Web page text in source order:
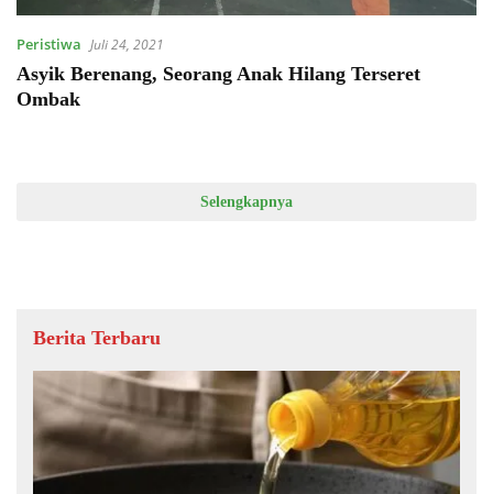
Peristiwa Juli 24, 2021
Asyik Berenang, Seorang Anak Hilang Terseret
Ombak
Selengkapnya
Berita Terbaru